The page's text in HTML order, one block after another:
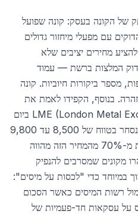
של הקונה בעסק: קונה שפועל
עם מפעלי מיחזור גדולים
מחירים יציבים שלא
המלצות ברשת — עמוד
מספר ביקורות חיוביות. קונה
בנוסף, הקפידו לאמת את
מחיר הקילו מול בורסת LME (London Metal Exchange) ביום
העסקה: ב-2026 מחיר הנחושת נסחר בטווח של 8,500 עד 9,800
דולר לטון, ומחיר קילו שהוא פחות מ-70% מהמחיר הזה מהווה
מקונים שמסרבים להנפיק
במיוחד כדי "לכסות על מיסים":
רשות המיסים כאשר הסכום
ממס על עסקאות חד-פעמיות של